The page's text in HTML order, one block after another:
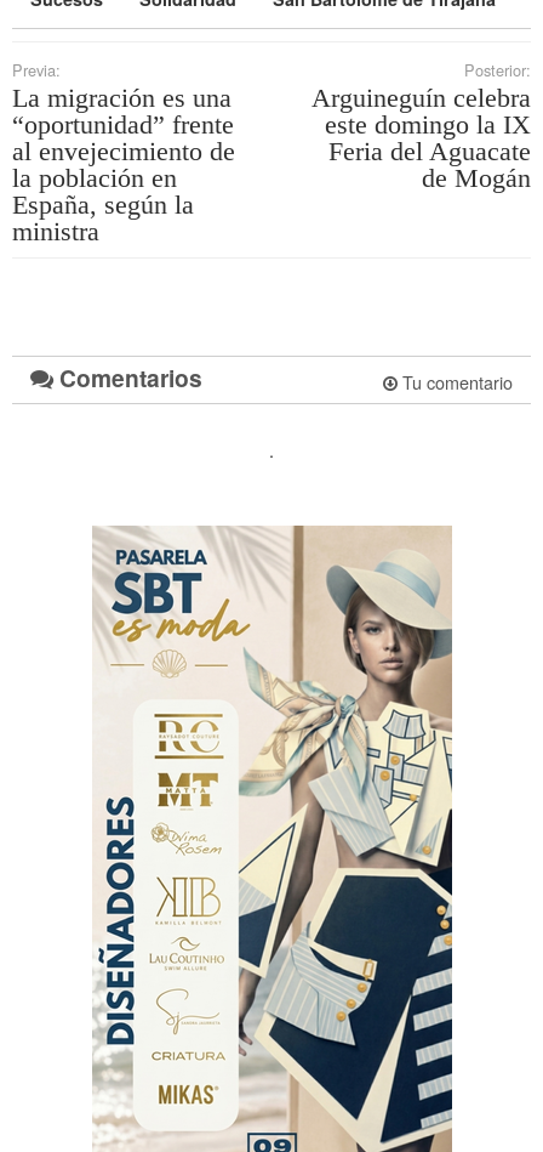
Previa:
La migración es una
“oportunidad” frente
al envejecimiento de
la población en
España, según la
ministra
Posterior:
Arguineguín celebra
este domingo la IX
Feria del Aguacate
de Mogán
Comentarios Tu comentario
.